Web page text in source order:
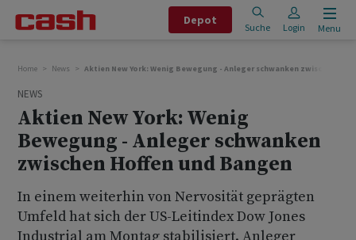
Depot
Suche Login Menu
Home News Aktien New York: Wenig Bewegung - Anleger schwanken zwischen
NEWS
Aktien New York: Wenig
Bewegung - Anleger schwanken
zwischen Hoffen und Bangen
In einem weiterhin von Nervosität geprägten
Umfeld hat sich der US-Leitindex Dow Jones